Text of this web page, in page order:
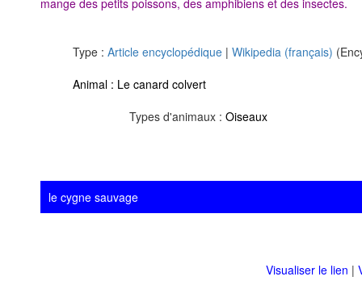
Type : Article encyclopédique | Wikipedia (français)
Animal : Le canard colvert
Types d'animaux : Oiseaux
le cygne sauvage
Visualiser le lien |